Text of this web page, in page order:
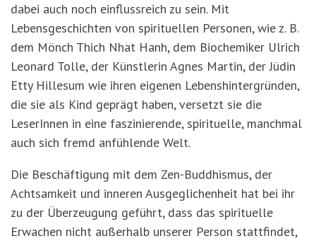
dabei auch noch einflussreich zu sein. Mit
Lebensgeschichten von spirituellen Personen, wie z. B.
dem Mönch Thich Nhat Hanh, dem Biochemiker Ulrich
Leonard Tolle, der Künstlerin Agnes Martin, der Jüdin
Etty Hillesum wie ihren eigenen Lebenshintergründen,
die sie als Kind geprägt haben, versetzt sie die
LeserInnen in eine faszinierende, spirituelle, manchmal
auch sich fremd anfühlende Welt.
Die Beschäftigung mit dem Zen-Buddhismus, der
Achtsamkeit und inneren Ausgeglichenheit hat bei ihr
zu der Überzeugung geführt, dass das spirituelle
Erwachen nicht außerhalb unserer Person stattfindet,